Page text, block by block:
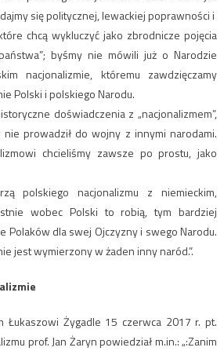
się politycznej, lewackiej poprawności i
chcą wykluczyć jako zbrodnicze pojęcia
byśmy nie mówili już o Narodzie
nacjonalizmie, któremu zawdzięczamy
Polski i polskiego Narodu.
doświadczenia z „nacjonalizmem”,
prowadził do wojny z innymi narodami.
chcieliśmy zawsze po prostu, jako
polskiego nacjonalizmu z niemieckim,
wobec Polski to robią, tym bardziej
Polaków dla swej Ojczyzny i swego Narodu.
jest wymierzony w żaden inny naród.”.
Łukaszowi Żygadle 15 czerwca 2017 r. pt.
prof. Jan Żaryn powiedział m.in.: „:Zanim